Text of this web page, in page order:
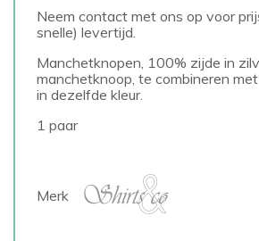
Neem contact met ons op voor
snelle) levertijd.
Manchetknopen, 100% zijde in
manchetknoop, te combineren
in dezelfde kleur.
1 paar
Merk